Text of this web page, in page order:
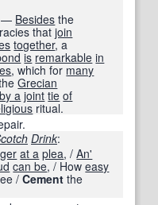
— Besides the
thatjoin
together, a
is remarkable in
, which for many
Grecian
by a joint tie of
ritual.
Drink:
at a plea, /An'
can be, / Howeasy
/Cement the